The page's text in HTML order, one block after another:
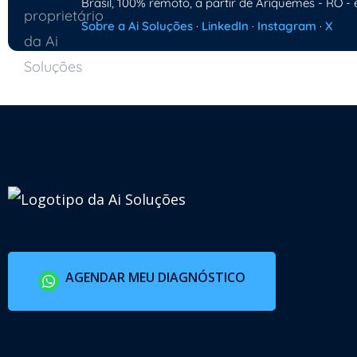
Sobre a Ai Soluções · LinkedIn · Instagram · X
AGENDAR MEU DIAGNÓSTICO